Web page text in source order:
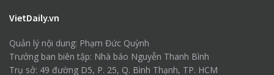
VietDaily.vn
Quản lý nội dung: Phạm Đức Quỳnh
Trưởng ban biên tập: Nhà báo Nguyễn Thanh Bình
Trụ sở: 49 đường D5, P. 25, Q. Bình Thạnh, TP. HCM